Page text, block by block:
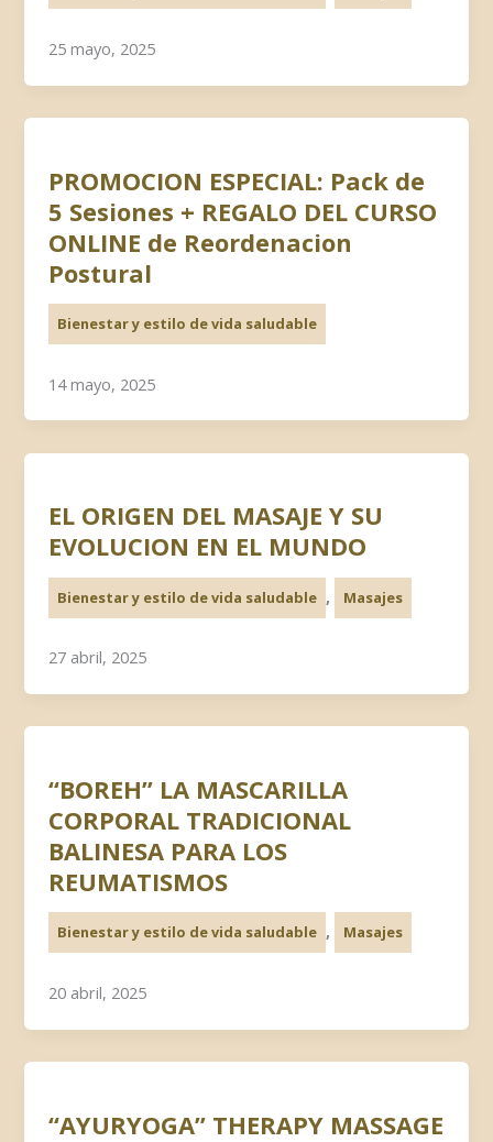
25 mayo, 2025
PROMOCION ESPECIAL: Pack de
5 Sesiones + REGALO DEL CURSO
ONLINE de Reordenacion
Postural
Bienestar y estilo de vida saludable
14 mayo, 2025
EL ORIGEN DEL MASAJE Y SU
EVOLUCION EN EL MUNDO
Bienestar y estilo de vida saludable , Masajes
27 abril, 2025
“BOREH” LA MASCARILLA
CORPORAL TRADICIONAL
BALINESA PARA LOS
REUMATISMOS
Bienestar y estilo de vida saludable , Masajes
20 abril, 2025
“AYURYOGA” THERAPY MASSAGE